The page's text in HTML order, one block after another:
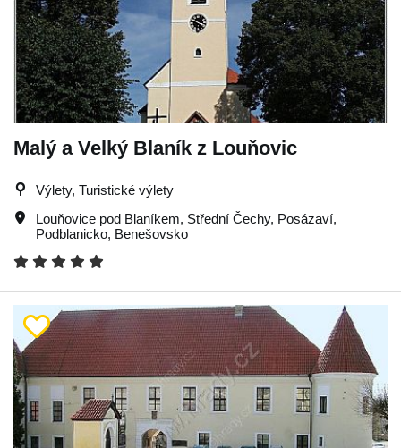
Malý a Velký Blaník z Louňovic
Výlety, Turistické výlety
Louňovice pod Blaníkem, Střední Čechy, Posázaví,
Podblanicko, Benešovsko